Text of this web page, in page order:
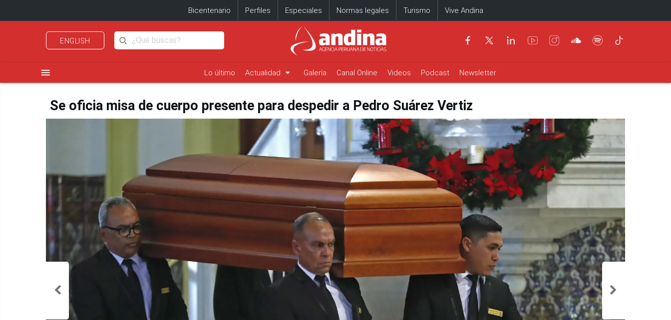
Bicentenario Perfiles Especiales Normas legales Turismo Vive Andina
ENGLISH
menu Lo último Actualidad arrow_drop_down Galería Canal Online Videos Podcast Newsletter
Se oficia misa de cuerpo presente para despedir a Pedro Suárez Vertiz